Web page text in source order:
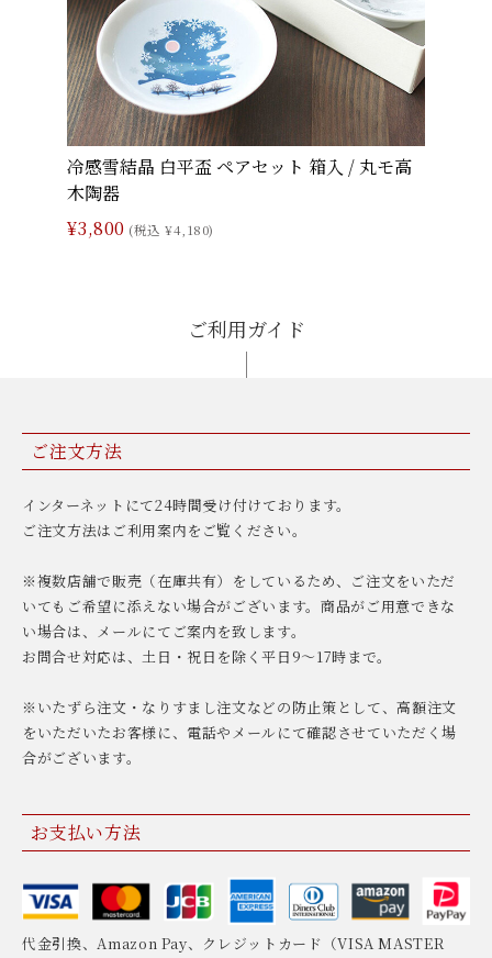
冷感雪結晶 白平盃 ペアセット 箱入 / 丸モ高
木陶器
¥3,800 (税込 ¥4,180)
ご利用ガイド
ご注文方法
インターネットにて24時間受け付けております。
ご注文方法はご利用案内をご覧ください。
※複数店舗で販売（在庫共有）をしているため、ご注文をいただ
いてもご希望に添えない場合がございます。商品がご用意できな
い場合は、メールにてご案内を致します。
お問合せ対応は、土日・祝日を除く平日9〜17時まで。
※いたずら注文・なりすまし注文などの防止策として、高額注文
をいただいたお客様に、電話やメールにて確認させていただく場
合がございます。
お支払い方法
代金引換、Amazon Pay、クレジットカード（VISA MASTER